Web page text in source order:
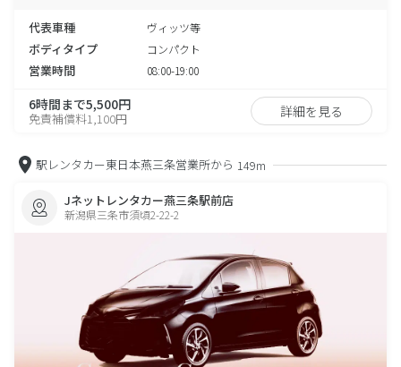
代表車種 ヴィッツ等
ボディタイプ コンパクト
営業時間 08:00-19:00
6時間まで5,500円
免責補償料1,100円 詳細を見る
駅レンタカー東日本燕三条営業所から 149m
Jネットレンタカー燕三条駅前店
新潟県三条市須頃2-22-2